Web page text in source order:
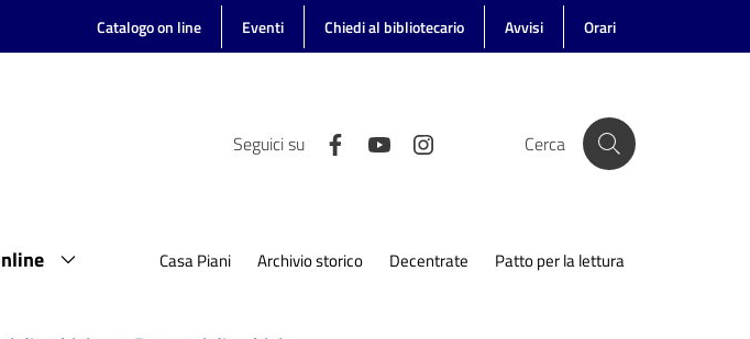
Catalogo on line Eventi Chiedi al bibliotecario Avvisi Orari
Seguici su Cerca
Casa Piani Archivio storico Decentrate Patto per la lettura